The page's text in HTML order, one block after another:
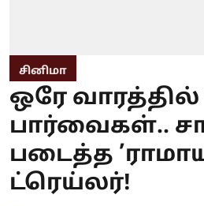
சினிமா
ஒரே வாரத்தில்
பார்வைகள்..
படைத்த
ட்ரெய்லர்!